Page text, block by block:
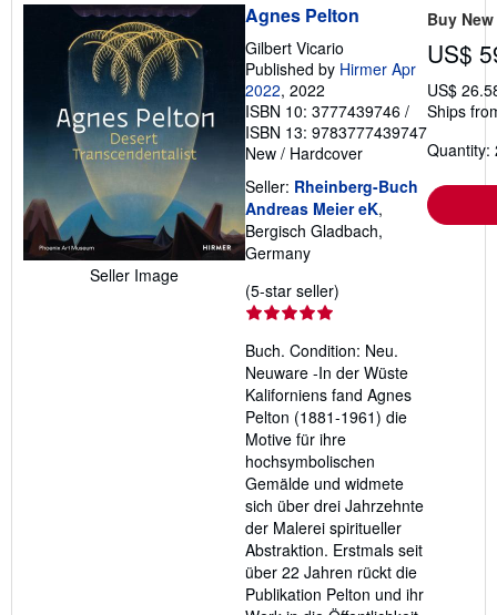
Seller Image
Agnes Pelton
Gilbert Vicario
Published by Hirmer Apr
2022, 2022
ISBN 10: 3777439746 /
ISBN 13: 9783777439747
New / Hardcover
Seller: Rheinberg-Buch
Andreas Meier eK,
Bergisch Gladbach,
Germany
(5-star seller)
out
of
5
stars
Buch. Condition: Neu.
Neuware -In der Wüste
Kaliforniens fand Agnes
Pelton (1881-1961) die
Motive für ihre
hochsymbolischen
Gemälde und widmete
sich über drei Jahrzehnte
der Malerei spiritueller
Abstraktion. Erstmals seit
über 22 Jahren rückt die
Publikation Pelton und ihr
Buy New
US$
US$
Ships
Quantity: